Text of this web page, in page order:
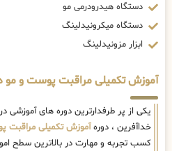
دستگاه هیدرودرمی مو
دستگاه میکرونیدلینگ
ابزار مزونیدلینگ
آموزش تکمیلی مراقبت پوست و مو
یکی از پر طرفدارترین دوره های آموزشی
خداآفرین ، دورهآموزش تکمیلی مراقبت
کسب تجربه و مهارت در بالاترین سطح